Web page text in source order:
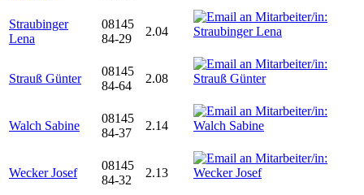
Straubinger
Lena
08145
84-29
2.04
Strauß Günter
08145
84-64
2.08
Walch Sabine
08145
84-37
2.14
Wecker Josef
08145
84-32
2.13